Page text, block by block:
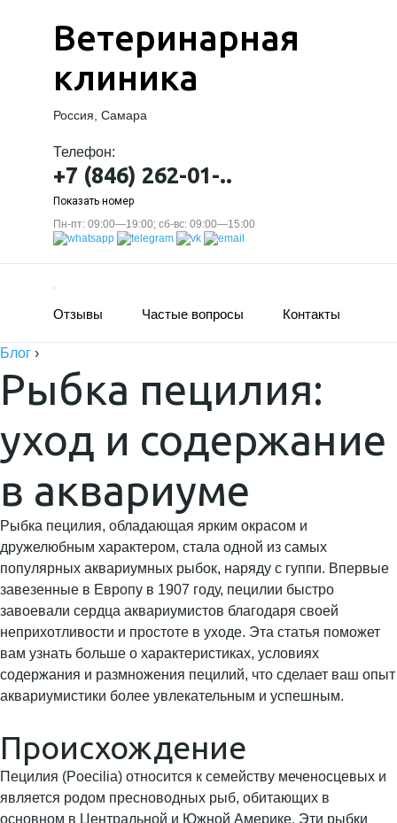
Ветеринарная
клиника
Россия, Самара
Телефон:
+7 (846) 262-01-..
Показать номер
Пн-пт: 09:00—19:00; сб-вс: 09:00—15:00
Отзывы Частые вопросы Контакты
Блог ›
Рыбка пецилия:
уход и содержание
в аквариуме
Рыбка пецилия, обладающая ярким окрасом и
дружелюбным характером, стала одной из самых
популярных аквариумных рыбок, наряду с гуппи. Впервые
завезенные в Европу в 1907 году, пецилии быстро
завоевали сердца аквариумистов благодаря своей
неприхотливости и простоте в уходе. Эта статья поможет
вам узнать больше о характеристиках, условиях
содержания и размножения пецилий, что сделает ваш опыт
аквариумистики более увлекательным и успешным.
Происхождение
Пецилия (Poecilia) относится к семейству меченосцевых и
является родом пресноводных рыб, обитающих в
основном в Центральной и Южной Америке. Эти рыбки